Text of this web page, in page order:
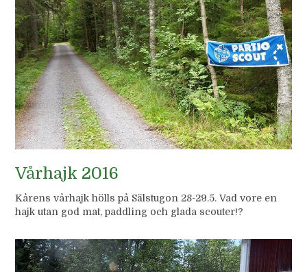
Vårhajk 2016
Kårens vårhajk hölls på Sälstugon 28-29.5. Vad vore en
hajk utan god mat, paddling och glada scouter!?